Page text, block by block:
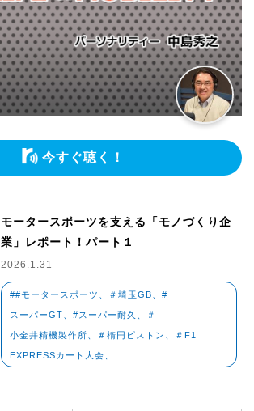
今すぐ聴く！
モータースポーツを支える「モノづくり企
業」レポート！パート１
2026.1.31
##モータースポーツ、＃埼玉GB、#
スーパーGT、#スーパー耐久、＃
小金井精機製作所、＃楕円ピストン、＃F1
EXPRESSカート大会、